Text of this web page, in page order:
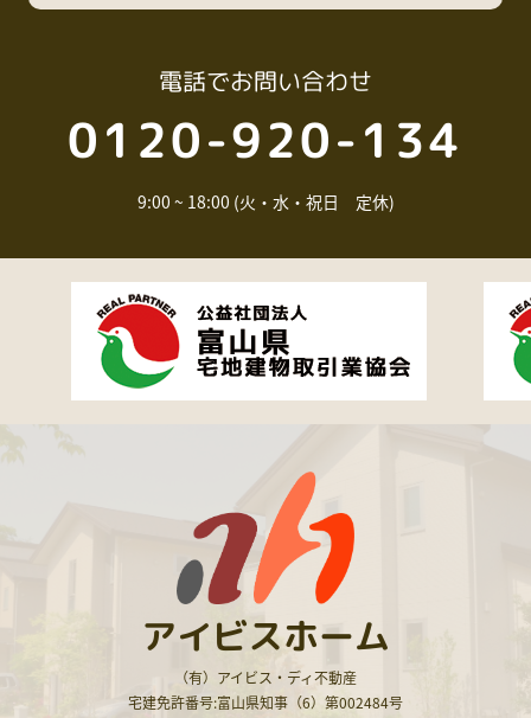
電話でお問い合わせ
0120-920-134
9:00 ~ 18:00 (火・水・祝日 定休)
アイビスホーム
（有）アイビス・ディ不動産
宅建免許番号:富山県知事（6）第002484号